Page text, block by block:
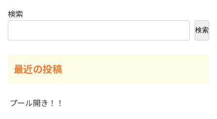
検索
検索
最近の投稿
プール開き！！